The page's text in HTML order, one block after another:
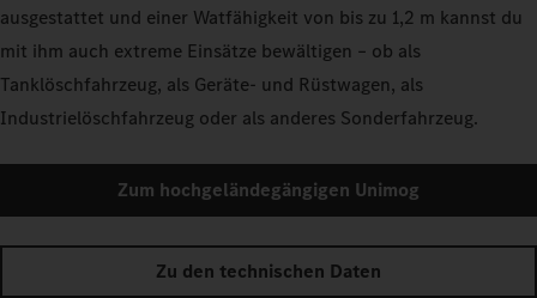
ausgestattet und einer Watfähigkeit von bis zu 1,2 m kannst du
mit ihm auch extreme Einsätze bewältigen – ob als
Tanklöschfahrzeug, als Geräte- und Rüstwagen, als
Industrielöschfahrzeug oder als anderes Sonderfahrzeug.
Zum hochgeländegängigen Unimog
Zu den technischen Daten